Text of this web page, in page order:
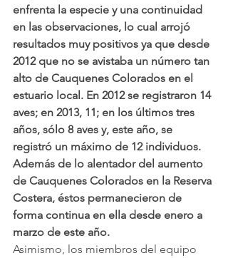
enfrenta la especie y una continuidad
en las observaciones, lo cual arrojó
resultados muy positivos ya que desde
2012 que no se avistaba un número tan
alto de Cauquenes Colorados en el
estuario local. En 2012 se registraron 14
aves; en 2013, 11; en los últimos tres
años, sólo 8 aves y, este año, se
registró un máximo de 12 individuos.
Además de lo alentador del aumento
de Cauquenes Colorados en la Reserva
Costera, éstos permanecieron de
forma continua en ella desde enero a
marzo de este año.
Asimismo, los miembros del equipo